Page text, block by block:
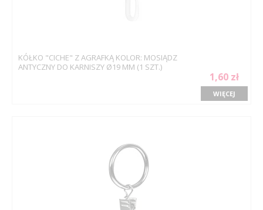
KÓŁKO "CICHE" Z AGRAFKĄ KOLOR: MOSIĄDZ
ANTYCZNY DO KARNISZY Ø19 MM (1 SZT.)
1,60 zł
WIĘCEJ